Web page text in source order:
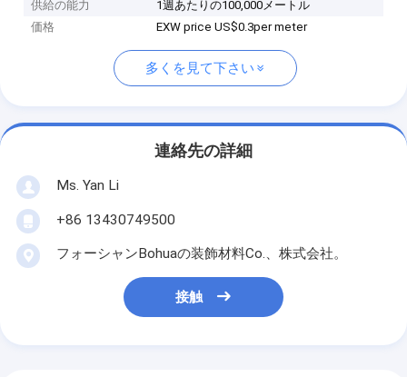
供給の能力
1週あたりの100,000メートル
価格
EXW price US$0.3per meter
多くを見て下さい
連絡先の詳細
Ms. Yan Li
+86 13430749500
フォーシャンBohuaの装飾材料Co.、株式会社。
接触